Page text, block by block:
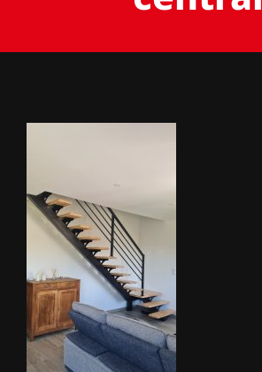
BACHES
ÉQUIPEMENTS AGRICOLES
CONTACT